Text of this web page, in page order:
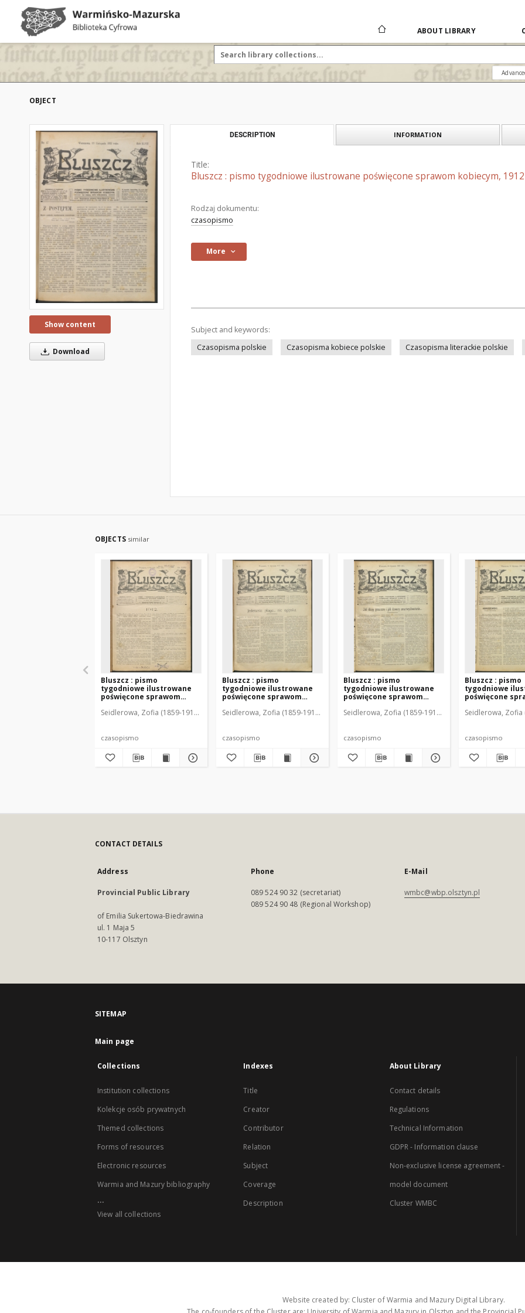
ABOUT LIBRARY
OBJECT
Show content
Download
DESCRIPTION INFORMATION
Title:
Bluszcz : pismo tygodniowe ilustrowane poświęcone sprawom kobiecym,
Rodzaj dokumentu:
czasopismo
More
Subject and keywords:
Czasopisma polskie
Czasopisma kobiece polskie Czasopisma literackie polskie
OBJECTS similar
Bluszcz : pismo
tygodniowe ilustrowane
poświęcone sprawom
Seidlerowa, Zofia (1859-1919). Red. i Wyd.
czasopismo
Bluszcz : pismo
tygodniowe ilustrowane
poświęcone sprawom
Seidlerowa, Zofia (1859-1919). Red. i Wyd.
czasopismo
Bluszcz : pismo
tygodniowe ilustrowane
poświęcone sprawom
Seidlerowa, Zofia (1859-1919). Red. i Wyd.
czasopismo
Bluszcz : pismo
tygodniowe
poświęcone
Seidlerowa, Zofia
czasopismo
CONTACT DETAILS
Address
Provincial Public Library
of Emilia Sukertowa-Biedrawina
ul. 1 Maja 5
10-117 Olsztyn
Phone
089 524 90 32 (secretariat)
089 524 90 48 (Regional Workshop)
E-Mail
wmbc@wbp.olsztyn.pl
SITEMAP
Main page
Collections
Institution collections
Kolekcje osób prywatnych
Themed collections
Forms of resources
Electronic resources
Warmia and Mazury bibliography
...
View all collections
Indexes
Title
Creator
Contributor
Relation
Subject
Coverage
Description
About Library
Contact details
Regulations
Technical Information
GDPR - Information clause
Non-exclusive license agreement -
model document
Cluster WMBC
Website created by: Cluster of Warmia and Mazury Digital Library.